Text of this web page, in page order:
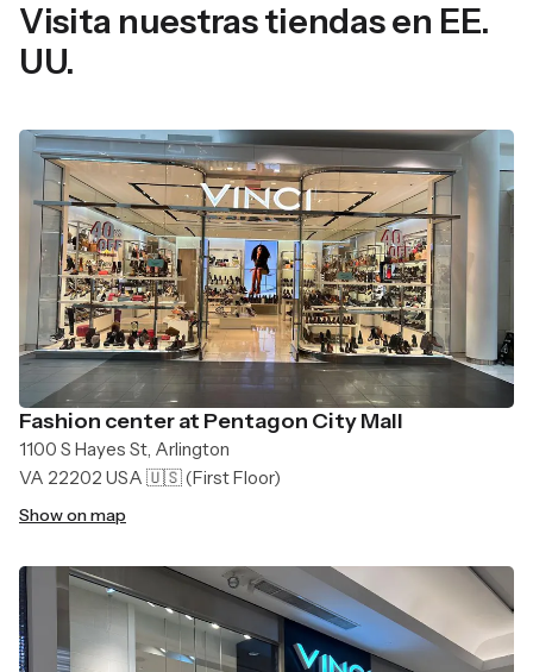
Visita nuestras tiendas en EE.
UU.
Fashion center at Pentagon City Mall
1100 S Hayes St, Arlington
VA 22202 USA 🇺🇸(First Floor)
Show on map